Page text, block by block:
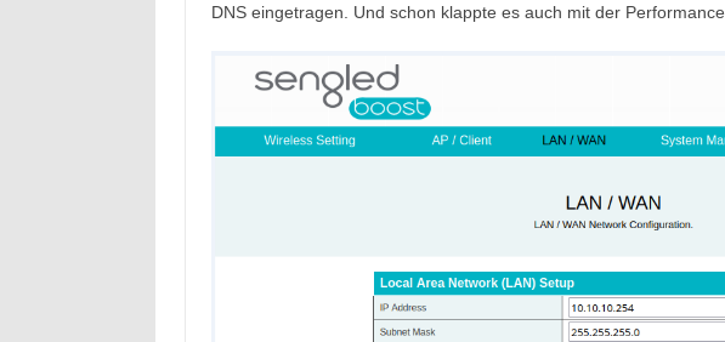
DNS eingetragen. Und schon klappte es auch mit der Performance.